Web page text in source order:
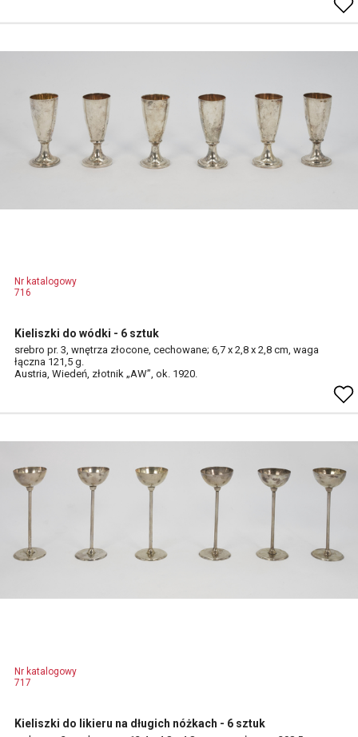
Nr katalogowy
716
Kieliszki do wódki - 6 sztuk
srebro pr. 3, wnętrza złocone, cechowane; 6,7 x 2,8 x 2,8 cm, waga
łączna 121,5 g.
Austria, Wiedeń, złotnik „AW”, ok. 1920.
Nr katalogowy
717
Kieliszki do likieru na długich nóżkach - 6 sztuk